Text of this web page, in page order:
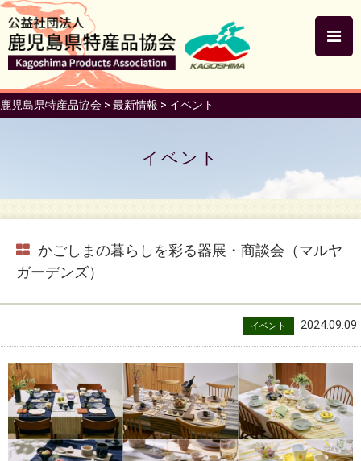
鹿児島県特産品協会 > 最新情報 > イベント
イベント
かごしまの暮らしを彩る器展・商談会（マルヤ
ガーデンズ）
イベント 2024.09.09